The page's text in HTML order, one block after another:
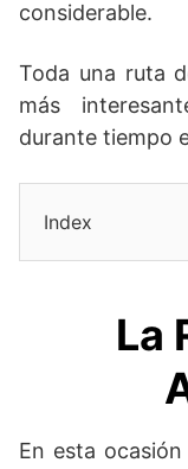
considerable.
Toda una ruta
más
durante tiempo
Index
La
En esta